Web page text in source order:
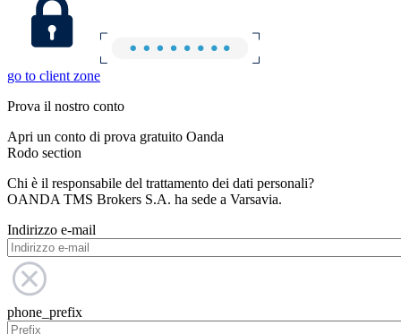
go to client zone
Prova il nostro conto
Apri un conto di prova gratuito Oanda
Rodo section
Chi è il responsabile del trattamento dei dati personali?
OANDA TMS Brokers S.A. ha sede a Varsavia.
Indirizzo e-mail
phone_prefix